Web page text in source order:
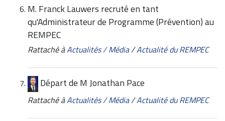
M. Franck Lauwers recruté en tant
qu'Administrateur de Programme (Prévention) au
REMPEC
Rattaché àActualités / Média/Actualité du REMPEC
Départ de M Jonathan Pace
Rattaché àActualités / Média/Actualité du REMPEC